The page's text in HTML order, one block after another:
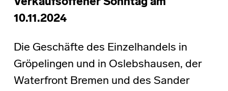
Verkaufsoffener Sonntag am
10.11.2024
Die Geschäfte des Einzelhandels in
Gröpelingen und in Oslebshausen, der
Waterfront Bremen und des Sander